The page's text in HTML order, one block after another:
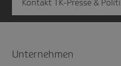
Kontakt TK-Presse &
Unter­nehmen